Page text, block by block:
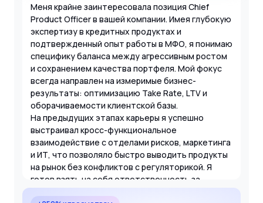
Меня крайне заинтересовала позиция Chief
Product Officer в вашей компании. Имея глубокую
экспертизу в кредитных продуктах и
подтвержденный опыт работы в МФО, я понимаю
специфику баланса между агрессивным ростом
и сохранением качества портфеля. Мой фокус
всегда направлен на измеримые бизнес-
результаты: оптимизацию Take Rate, LTV и
оборачиваемости клиентской базы.
На предыдущих этапах карьеры я успешно
выстраивал кросс-функциональное
взаимодействие с отделами рисков, маркетинга
и ИТ, что позволяло быстро выводить продукты
на рынок без конфликтов с регуляторикой. Я
готов взять на себя ответственность за
масштабирование вашего бизнеса и